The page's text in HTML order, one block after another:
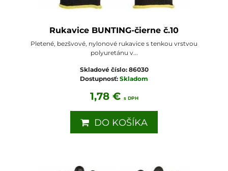
Rukavice BUNTING-čierne č.10
Pletené, bezšvové, nylonové rukavice s tenkou vrstvou
polyuretánu v...
Skladové číslo: 86030
Dostupnosť: Skladom
1,78 € s DPH
DO KOŠÍKA